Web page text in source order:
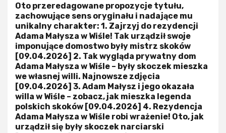
Oto przeredagowane propozycje tytułu,
zachowujące sens oryginału i nadające mu
unikalny charakter: 1. Zajrzyj do rezydencji
Adama Małysza w Wiśle! Tak urządził swoje
imponujące domostwo były mistrz skoków
[09.04.2026] 2. Tak wygląda prywatny dom
Adama Małysza w Wiśle – były skoczek mieszka
we własnej willi. Najnowsze zdjęcia
[09.04.2026] 3. Adam Małysz i jego okazała
willa w Wiśle – zobacz, jak mieszka legenda
polskich skoków [09.04.2026] 4. Rezydencja
Adama Małysza w Wiśle robi wrażenie! Oto, jak
urządził się były skoczek narciarski